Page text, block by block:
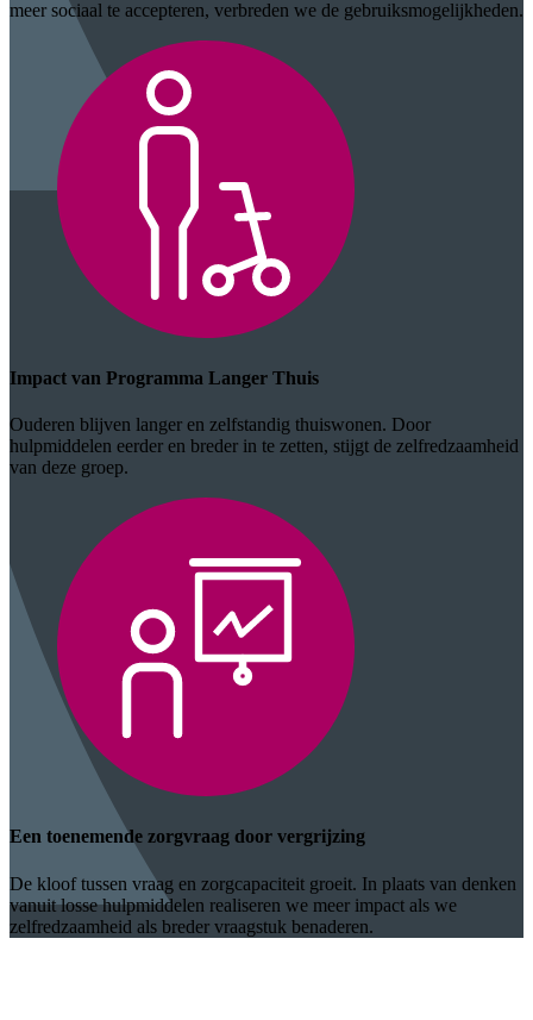
meer sociaal te accepteren, verbreden we de gebruiksmogelijkheden.
Impact van Programma Langer Thuis
Ouderen blijven langer en zelfstandig thuiswonen. Door
hulpmiddelen eerder en breder in te zetten, stijgt de zelfredzaamheid
van deze groep.
Een toenemende zorgvraag door vergrijzing
De kloof tussen vraag en zorgcapaciteit groeit. In plaats van denken
vanuit losse hulpmiddelen realiseren we meer impact als we
zelfredzaamheid als breder vraagstuk benaderen.